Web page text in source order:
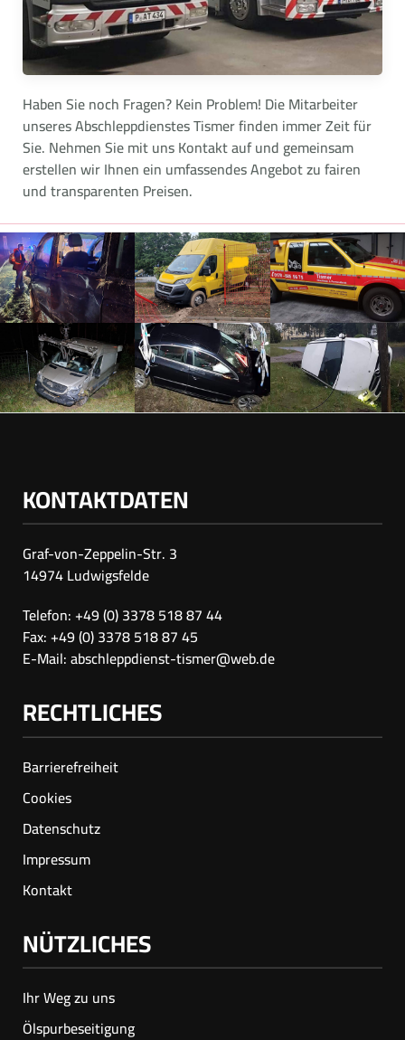
Haben Sie noch Fragen? Kein Problem! Die Mitarbeiter
unseres Abschleppdienstes Tismer finden immer Zeit für
Sie. Nehmen Sie mit uns Kontakt auf und gemeinsam
erstellen wir Ihnen ein umfassendes Angebot zu fairen
und transparenten Preisen.
KONTAKTDATEN
Graf-von-Zeppelin-Str. 3
14974 Ludwigsfelde
Telefon: +49 (0) 3378 518 87 44
Fax: +49 (0) 3378 518 87 45
E-Mail:abschleppdienst-tismer@web.de
RECHTLICHES
Barrierefreiheit
Cookies
Datenschutz
Impressum
Kontakt
NÜTZLICHES
Ihr Weg zu uns
Ölspur­beseitigung